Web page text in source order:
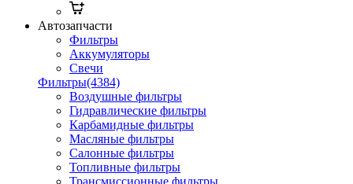
Автозапчасти
Фильтры
Аккумуляторы
Свечи
Фильтры(4384)
Воздушные фильтры
Гидравлические фильтры
Карбамидные фильтры
Масляные фильтры
Салонные фильтры
Топливные фильтры
Трансмиссионные фильтры